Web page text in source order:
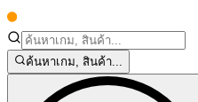
ค้นหาเกม, สินค้า...